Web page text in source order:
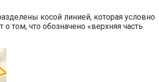
косой линией, которая условно
том, что обозначено «верхняя часть